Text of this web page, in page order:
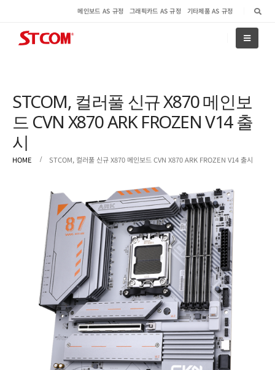
메인보드 AS 규정 그래픽카드 AS 규정 기타제품 AS 규정
STCOM, 컬러풀 신규 X870 메인보
드 CVN X870 ARK FROZEN V14 출
시
HOME STCOM, 컬러풀 신규 X870 메인보드 CVN X870 ARK FROZEN V14 출시